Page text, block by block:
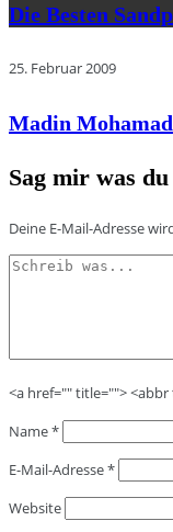
Die Besten
25. Februar 2009
Madin Mohamad
Sag mir was
Deine E-Mail-Adresse
<a href="" title="">
Name*
E-Mail-Adresse*
Website